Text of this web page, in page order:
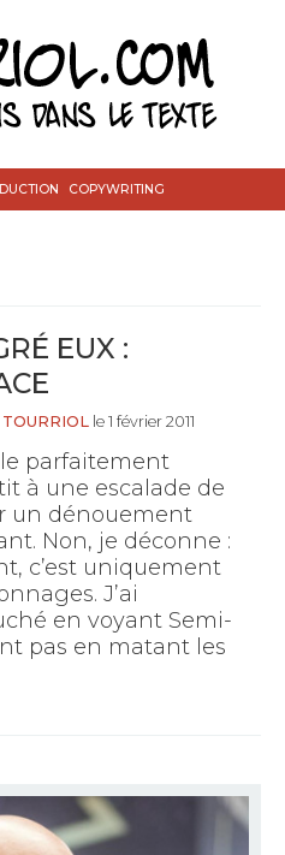
COPYWRITING
EUX :
le 1 février 2011
parfaitement
à une escalade de
un dénouement
Non, je déconne :
c’est uniquement
J’ai
en voyant Semi-
pas en matant les